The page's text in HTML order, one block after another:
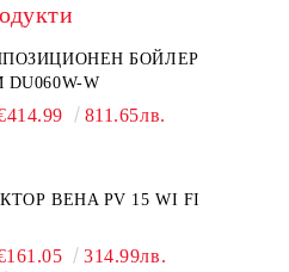
БОЙЛЕР
DU060W-W
811.65лв.
BEHA PV 15 WI FI
314.99лв.